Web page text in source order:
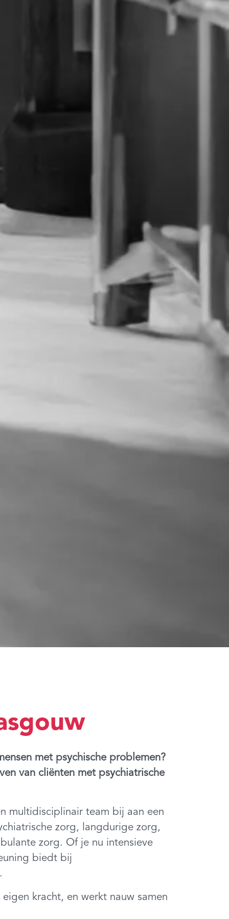
met psychische problemen?
van cliënten met psychiatrische
multidisciplinair team bij aan een
zorg, langdurige zorg,
zorg. Of je nu intensieve
biedt bij
kracht, en werkt nauw samen